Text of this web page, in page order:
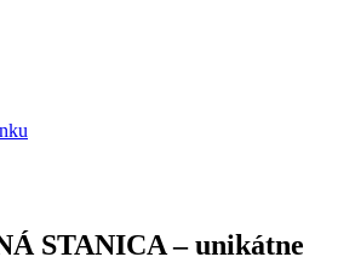
STANICA – unikátne